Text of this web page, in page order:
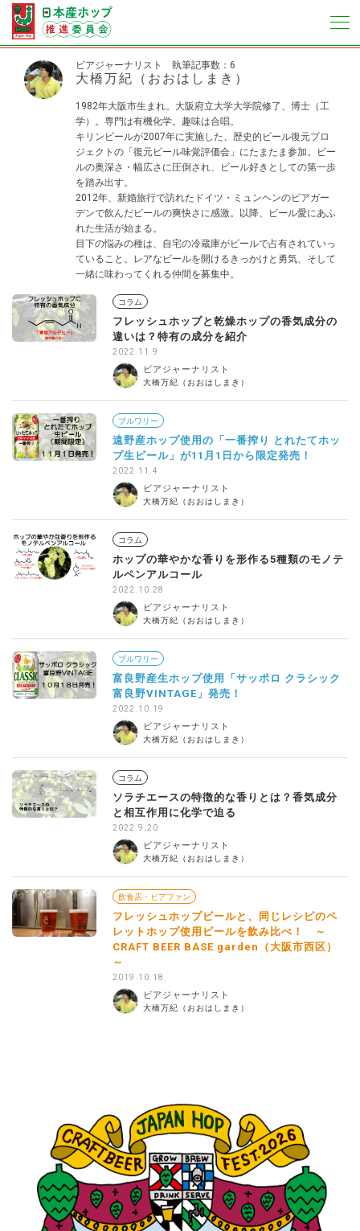
ビアジャーナリスト 執筆記事数：6
大橋万紀（おおはしまき）
1982年大阪市生まれ。大阪府立大学大学院修了、博士（工
学）。専門は有機化学。趣味は合唱。
キリンビールが2007年に実施した、歴史的ビール復元プロ
ジェクトの「復元ビール味覚評価会」にたまたま参加。ビー
ルの奥深さ・幅広さに圧倒され、ビール好きとしての第一歩
を踏み出す。
2012年、新婚旅行で訪れたドイツ・ミュンヘンのビアガー
デンで飲んだビールの爽快さに感激。以降、ビール愛にあふ
れた生活が始まる。
目下の悩みの種は、自宅の冷蔵庫がビールで占有されていっ
ていること。レアなビールを開けるきっかけと勇気、そして
一緒に味わってくれる仲間を募集中。
コラム
フレッシュホップと乾燥ホップの香気成分の
違いは？特有の成分を紹介
2022.11.9
ビアジャーナリスト
大橋万紀（おおはしまき）
ブルワリー
遠野産ホップ使用の「一番搾り とれたてホッ
プ生ビール」が11月1日から限定発売！
2022.11.4
ビアジャーナリスト
大橋万紀（おおはしまき）
コラム
ホップの華やかな香りを形作る5種類のモノテ
ルペンアルコール
2022.10.28
ビアジャーナリスト
大橋万紀（おおはしまき）
ブルワリー
富良野産生ホップ使用「サッポロ クラシック
富良野VINTAGE」発売！
2022.10.19
ビアジャーナリスト
大橋万紀（おおはしまき）
コラム
ソラチエースの特徴的な香りとは？香気成分
と相互作用に化学で迫る
2022.9.20
ビアジャーナリスト
大橋万紀（おおはしまき）
飲食店・ビアファン
フレッシュホップビールと、同じレシピのペ
レットホップ使用ビールを飲み比べ！ ～
CRAFT BEER BASE garden（大阪市西区）
～
2019.10.18
ビアジャーナリスト
大橋万紀（おおはしまき）